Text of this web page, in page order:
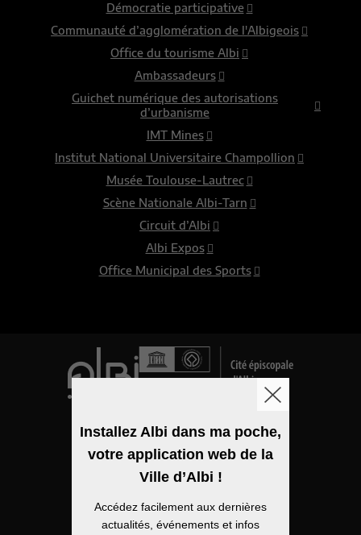
Démocratie participative
Communauté d’agglomération de l'Albigeois
Office du tourisme Albi
Ambassadeurs
Guichet numérique des autorisations
d’urbanisme
IMT Mines
Institut National Universitaire Champollion
Musée Toulouse-Lautrec
Scène Nationale Albi-Tarn
Circuit d’Albi
Albi Expos
Office Municipal des Sports
Mentions légales
Politique de confidentialité
Installez Albi dans ma poche,
votre application web de la
Ville d’Albi !
Accédez facilement aux dernières
actualités, événements et infos